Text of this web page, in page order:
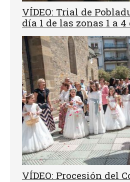
VÍDEO: Trial de
día 1 de las zonas 1 a 4
VÍDEO: Procesión del